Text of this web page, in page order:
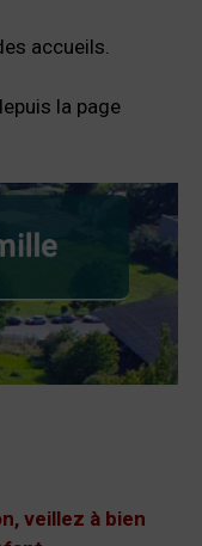
accueils.
la page
veillez à bien